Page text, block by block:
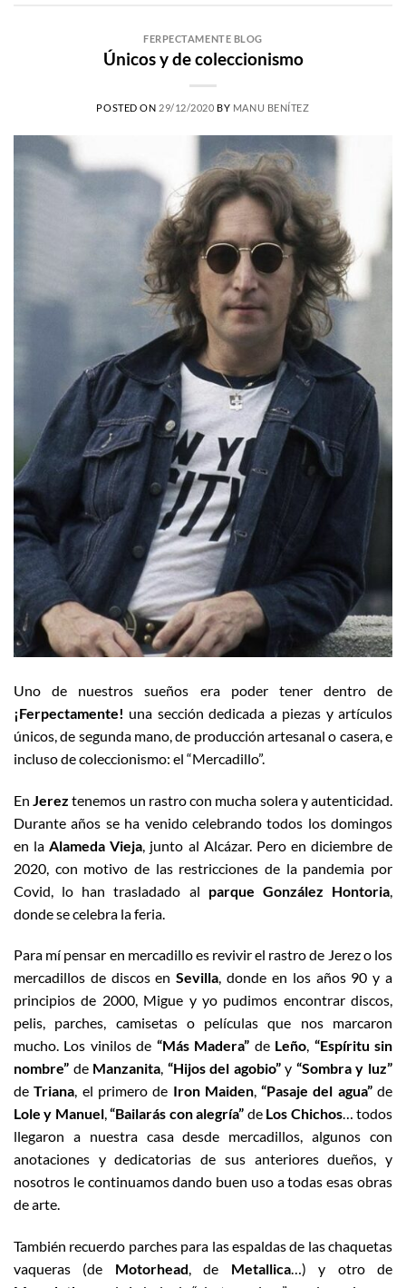
FERPECTAMENTE BLOG
Únicos y de coleccionismo
POSTED ON 29/12/2020 BY MANU BENÍTEZ
Uno de nuestros sueños era poder tener dentro de
¡Ferpectamente! una sección dedicada a piezas y artículos
únicos, de segunda mano, de producción artesanal o casera, e
incluso de coleccionismo: el “Mercadillo”.
En Jerez tenemos un rastro con mucha solera y autenticidad.
Durante años se ha venido celebrando todos los domingos
en la Alameda Vieja , junto al Alcázar. Pero en diciembre de
2020, con motivo de las restricciones de la pandemia por
Covid, lo han trasladado al parque González Hontoria
donde se celebra la feria.
Para mí pensar en mercadillo es revivir el rastro de Jerez o los
mercadillos de discos enSevilla, donde en los años 90 y a
principios de 2000, Migue y yo pudimos encontrar discos,
pelis, parches, camisetas o películas que nos marcaron
mucho. Los vinilos de “Más Madera” de Leño, “Espíritu sin
nombre” de Manzanita, “Hijos del agobio”y “Sombra y luz”
deTriana, el primero de Iron Maiden,“Pasaje del agua”de
Lole y Manuel,“Bailarás con alegría” de Los Chichos… todos
llegaron a nuestra casa desde mercadillos, algunos con
anotaciones y dedicatorias de sus anteriores dueños, y
nosotros le continuamos dando buen uso a todas esas obras
de arte.
También recuerdo parches para las espaldas de las chaquetas
vaqueras (de Motorhead, de Metallica…) y otro de